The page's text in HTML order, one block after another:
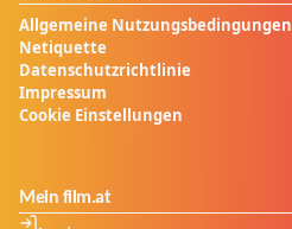
Allgemeine Nutzungsbedingungen
Netiquette
Datenschutzrichtlinie
Impressum
Cookie Einstellungen
Mein film.at